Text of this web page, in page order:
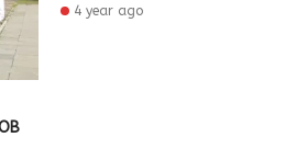
4 year ago